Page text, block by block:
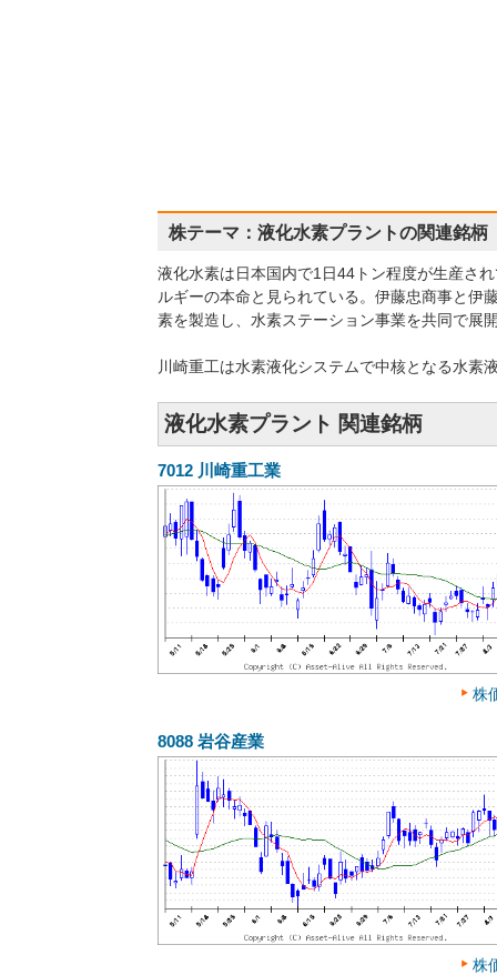
株テーマ：液化水素プラントの関連銘柄
液化水素は日本国内で1日44トン程度が生産さ
ルギーの本命と見られている。伊藤忠商事と伊
素を製造し、水素ステーション事業を共同で展開
川崎重工は水素液化システムで中核となる水素
液化水素プラント 関連銘柄
7012 川崎重工業
株
8088 岩谷産業
株